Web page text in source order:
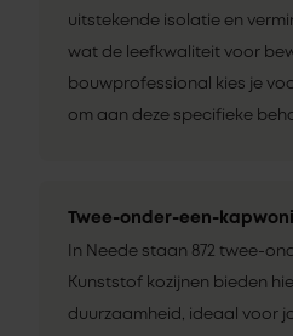
uitstekende isolatie en
wat de leefkwaliteit voor
bouwprofessional kies je
om aan deze specifieke
Twee-onder-een-
In Neede staan 872 twee-
Kunststof kozijnen bieden
duurzaamheid, ideaal voor